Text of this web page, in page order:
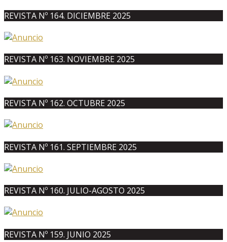
REVISTA Nº 164. DICIEMBRE 2025
REVISTA Nº 163. NOVIEMBRE 2025
REVISTA Nº 162. OCTUBRE 2025
REVISTA Nº 161. SEPTIEMBRE 2025
REVISTA Nº 160. JULIO-AGOSTO 2025
REVISTA Nº 159. JUNIO 2025